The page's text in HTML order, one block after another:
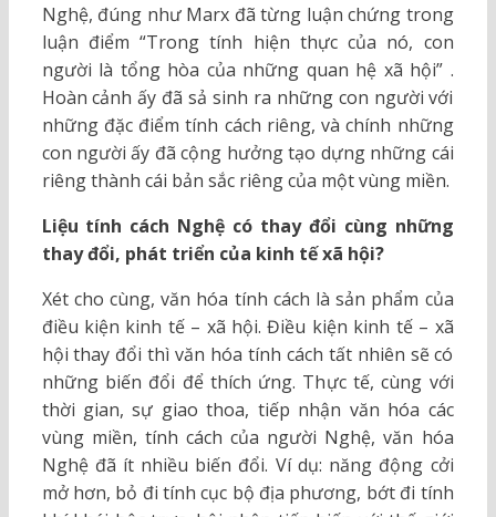
Nghệ, đúng như Marx đã từng luận chứng trong
luận điểm “Trong tính hiện thực của nó, con
người là tổng hòa của những quan hệ xã hội” .
Hoàn cảnh ấy đã sả sinh ra những con người với
những đặc điểm tính cách riêng, và chính những
con người ấy đã cộng hưởng tạo dựng những cái
riêng thành cái bản sắc riêng của một vùng miền.
Liệu tính cách Nghệ có thay đổi cùng những
thay đổi, phát triển của kinh tế xã hội?
Xét cho cùng, văn hóa tính cách là sản phẩm của
điều kiện kinh tế – xã hội. Điều kiện kinh tế – xã
hội thay đổi thì văn hóa tính cách tất nhiên sẽ có
những biến đổi để thích ứng. Thực tế, cùng với
thời gian, sự giao thoa, tiếp nhận văn hóa các
vùng miền, tính cách của người Nghệ, văn hóa
Nghệ đã ít nhiều biến đổi. Ví dụ: năng động cởi
mở hơn, bỏ đi tính cục bộ địa phương, bớt đi tính